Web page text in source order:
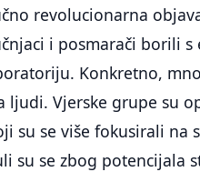
revolucionarna
i posmarači borili
Konkretno,
ljudi. Vjerske grupe su
su se više fokusirali na
su se zbog potencijala